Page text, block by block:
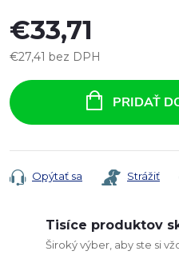
€33,71
€27,41 bez DPH
cena:
PRIDAŤ
Opýtať sa Strážiť
Tisíce produktov
Široký výber, aby ste si